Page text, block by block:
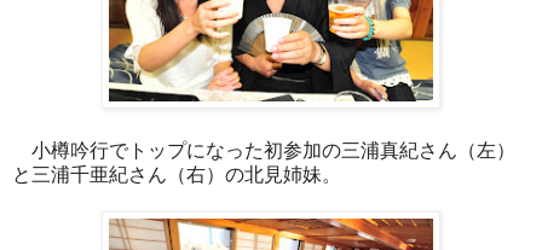
小樽吟行でトップになった初参加の三浦真紀さん（左）
と三浦千亜紀さん（右）の北見姉妹。